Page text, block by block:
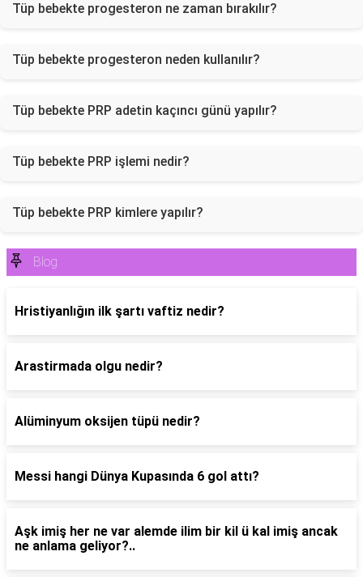
Tüp bebekte progesteron ne zaman bırakılır?
Tüp bebekte progesteron neden kullanılır?
Tüp bebekte PRP adetin kaçıncı günü yapılır?
Tüp bebekte PRP işlemi nedir?
Tüp bebekte PRP kimlere yapılır?
Blog
Hristiyanlığın ilk şartı vaftiz nedir?
Arastirmada olgu nedir?
Alüminyum oksijen tüpü nedir?
Messi hangi Dünya Kupasında 6 gol attı?
Aşk imiş her ne var alemde ilim bir kil ü kal imiş ancak
ne anlama geliyor?..